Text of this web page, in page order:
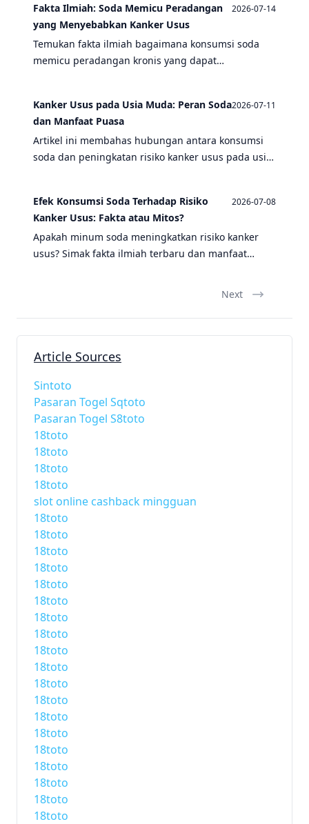
Fakta Ilmiah: Soda Memicu Peradangan
yang Menyebabkan Kanker Usus
2026-07-14
Temukan fakta ilmiah bagaimana konsumsi soda
memicu peradangan kronis yang dapat
Kanker Usus pada Usia Muda: Peran Soda
dan Manfaat Puasa
2026-07-11
Artikel ini membahas hubungan antara konsumsi
soda dan peningkatan risiko kanker usus pada usia
Efek Konsumsi Soda Terhadap Risiko
Kanker Usus: Fakta atau Mitos?
2026-07-08
Apakah minum soda meningkatkan risiko kanker
usus? Simak fakta ilmiah terbaru dan manfaat
Next
Article Sources
Sintoto
Pasaran Togel Sqtoto
Pasaran Togel S8toto
18toto
18toto
18toto
18toto
slot online cashback mingguan
18toto
18toto
18toto
18toto
18toto
18toto
18toto
18toto
18toto
18toto
18toto
18toto
18toto
18toto
18toto
18toto
18toto
18toto
18toto